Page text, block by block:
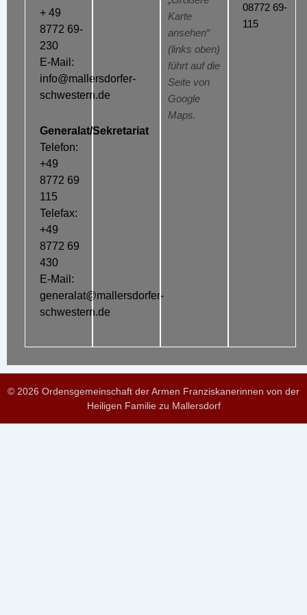
+ 49
8772 69-
230
E-Mail:
info@mallersdorfer-
schwestern.de
Generalat/Sekretariat
Telefon:
+49
8772 69
115
Telefax:
+49
8772 69
430
E-Mail:
generalat@mallersdorfer-
schwestern.de
Karte
ansehen“
(links oben)
führt auf die
Seite von
Google
Maps.
08772 69-
115
© 2026 Ordensgemeinschaft der Armen Franziskanerinnen von der
Heiligen Familie zu Mallersdorf